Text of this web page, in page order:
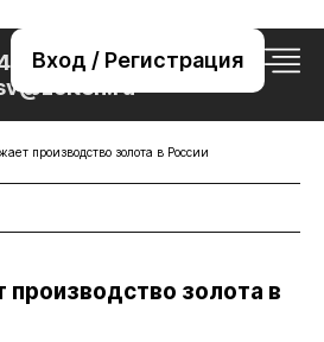
Вход / Регистрация
221-76-32
производство золота в России
золота в